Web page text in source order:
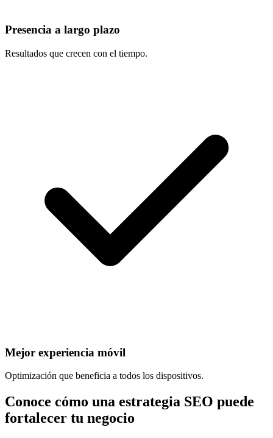
Presencia a largo plazo
Resultados que crecen con el tiempo.
Mejor experiencia móvil
Optimización que beneficia a todos los dispositivos.
Conoce cómo una estrategia SEO puede
fortalecer tu negocio